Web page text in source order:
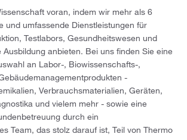
voran, indem wir mehr als 6
und umfassende Dienstleistungen für
Testlabors, Gesundheitswesen und
anbieten. Bei uns finden Sie eine
an Labor-, Biowissenschafts-,
-
Verbrauchsmaterialien, Geräten,
und vielem mehr - sowie eine
durch ein
Team, das stolz darauf ist, Teil von Thermo